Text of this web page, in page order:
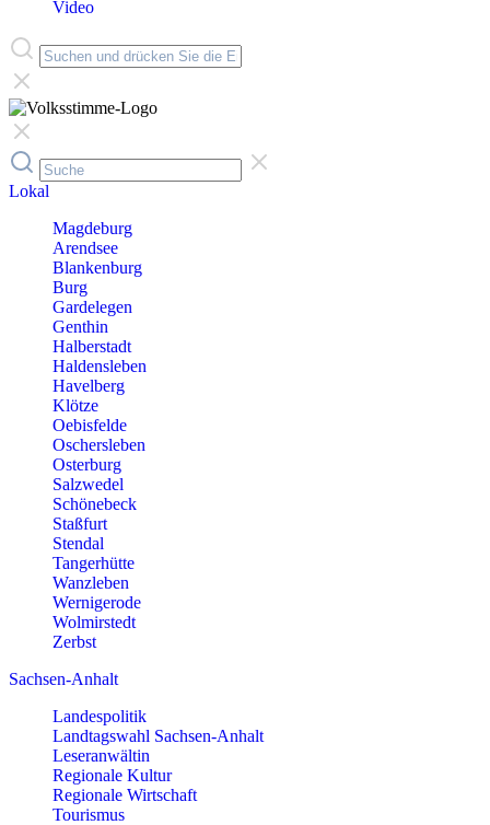
Video
Lokal
Magdeburg
Arendsee
Blankenburg
Burg
Gardelegen
Genthin
Halberstadt
Haldensleben
Havelberg
Klötze
Oebisfelde
Oschersleben
Osterburg
Salzwedel
Schönebeck
Staßfurt
Stendal
Tangerhütte
Wanzleben
Wernigerode
Wolmirstedt
Zerbst
Sachsen-Anhalt
Landespolitik
Landtagswahl Sachsen-Anhalt
Leseranwältin
Regionale Kultur
Regionale Wirtschaft
Tourismus